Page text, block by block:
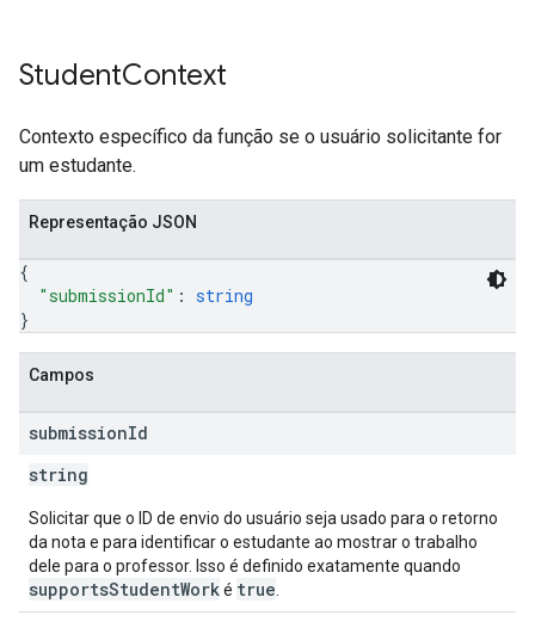
StudentContext
Contexto específico da função se o usuário solicitante for
um estudante.
Representação JSON
{
"submissionId" : string
}
Campos
submissionId
string
Solicitar que o ID de envio do usuário seja usado para o retorno
da nota e para identificar o estudante ao mostrar o trabalho
dele para o professor. Isso é definido exatamente quando
supportsStudentWorké true